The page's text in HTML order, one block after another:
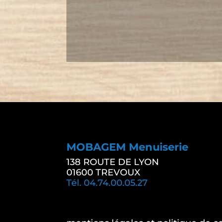
MOBAGEM Menuiserie
138 ROUTE DE LYON
01600 TREVOUX
Tél. 04.74.00.05.27